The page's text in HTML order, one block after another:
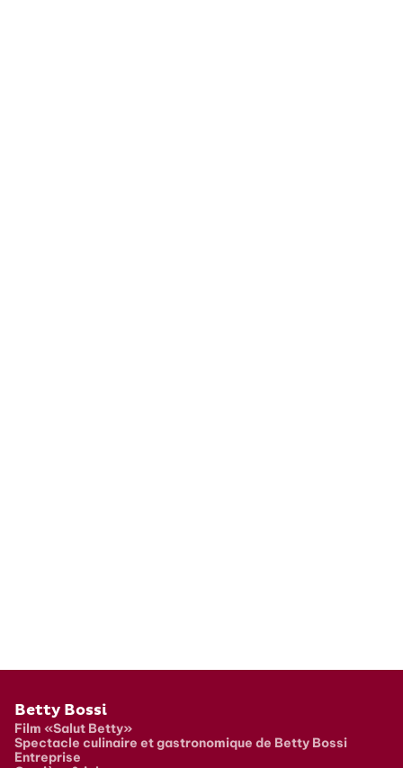
Pied de page
Betty Bossi
Film «Salut Betty»
Spectacle culinaire et gastronomique de Betty Bossi
Entreprise